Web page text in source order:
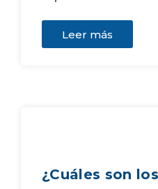
Leer más
¿Cuáles son